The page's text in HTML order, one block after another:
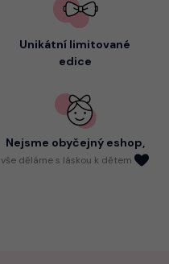
Unikátní limitované
edice
Nejsme obyčejný eshop,
vše děláme s láskou k dětem